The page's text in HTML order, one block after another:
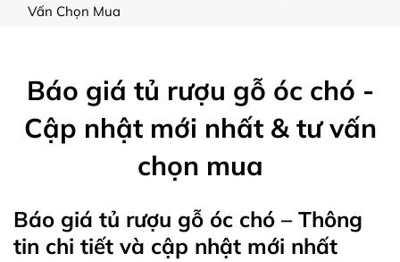
Vấn Chọn Mua
Báo giá tủ rượu gỗ óc chó -
Cập nhật mới nhất & tư vấn
chọn mua
Báo giá tủ rượu gỗ óc chó – Thông
tin chi tiết và cập nhật mới nhất